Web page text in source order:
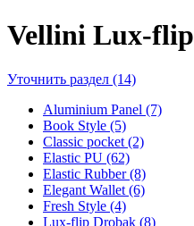
Vellini Lux-flip
Уточнить раздел (14)
Aluminium Panel (7)
Book Style (5)
Classic pocket (2)
Elastic PU (62)
Elastic Rubber (8)
Elegant Wallet (6)
Fresh Style (4)
Lux-flip Drobak (8)